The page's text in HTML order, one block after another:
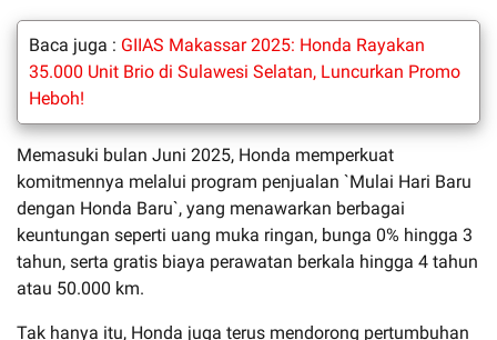
Baca juga : GIIAS Makassar 2025: Honda Rayakan
35.000 Unit Brio di Sulawesi Selatan, Luncurkan Promo
Heboh!
Memasuki bulan Juni 2025, Honda memperkuat
komitmennya melalui program penjualan `Mulai Hari Baru
dengan Honda Baru`, yang menawarkan berbagai
keuntungan seperti uang muka ringan, bunga 0% hingga 3
tahun, serta gratis biaya perawatan berkala hingga 4 tahun
atau 50.000 km.
Tak hanya itu, Honda juga terus mendorong pertumbuhan